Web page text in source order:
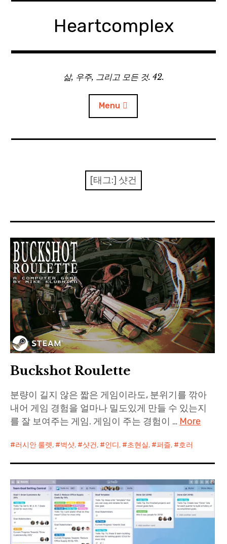
Heartcomplex
삶, 우주, 그리고 모든 것. 42.
Menu
Private Military Manager: Tactical Auto Battler
GOTYS
Paper Star Fighters
Homemade Studio
Blender Training
English
[태그:] 샷건
Buckshot Roulette
분량이 길지 않은 짧은 게임이라도, 분위기를 깎아
내어 게임 경험을 얼마나 밀도있게 만들 수 있는지
를 잘 보여주는 게임. 게임이 주는 경험이 … More
러시안 룰렛, 벅샷, 샷건, 인디, 초현실, 퍼즐, 호러